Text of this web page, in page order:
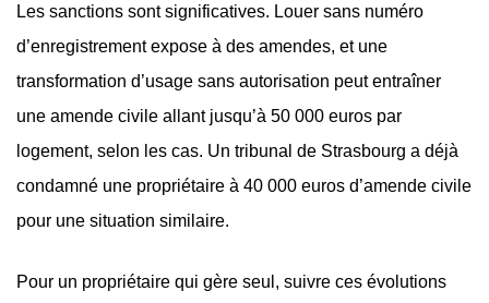
Les sanctions sont significatives. Louer sans numéro
d’enregistrement expose à des amendes, et une
transformation d’usage sans autorisation peut entraîner
une amende civile allant jusqu’à 50 000 euros par
logement, selon les cas. Un tribunal de Strasbourg a déjà
condamné une propriétaire à 40 000 euros d’amende civile
pour une situation similaire.
Pour un propriétaire qui gère seul, suivre ces évolutions